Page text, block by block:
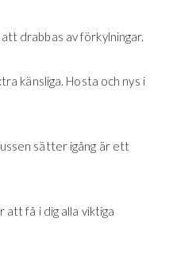
drabbas av förkylningar.
känsliga. Hosta och nys i
sätter igång är ett
få i dig alla viktiga